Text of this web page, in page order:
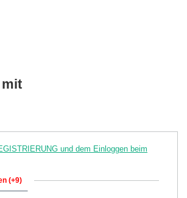
mit
und dem Einloggen beim
(+9)